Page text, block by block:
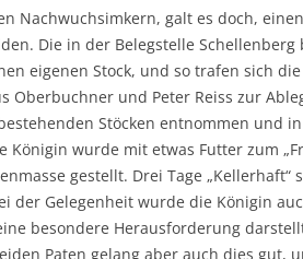
Nachwuchsimkern, galt es doch,
Die in der Belegstelle
eigenen Stock, und so trafen sich
Oberbuchner und Peter Reiss zur
Stöcken entnommen und
Königin wurde mit etwas Futter zum
gestellt. Drei Tage „Kellerhaft“
der Gelegenheit wurde die Königin
besondere Herausforderung
Paten gelang aber auch dies gut,